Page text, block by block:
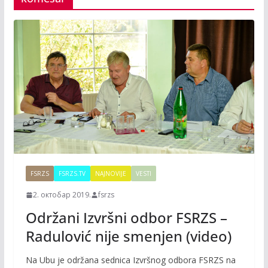
FSRZS FSRZS.TV NAJNOVIJE VESTI
2. октобар 2019. fsrzs
Održani Izvršni odbor FSRZS –
Radulović nije smenjen (video)
Na Ubu je održana sednica Izvršnog odbora FSRZS na